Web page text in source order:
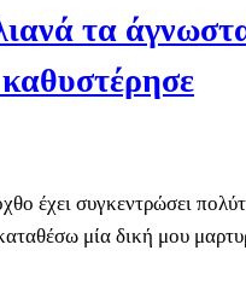
τα
έχει συγκεντρώσει
μία δική μου